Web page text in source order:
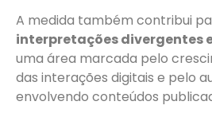
A medida também contribui
interpretações divergentes
uma área marcada pelo
das interações digitais e pelo
envolvendo conteúdos